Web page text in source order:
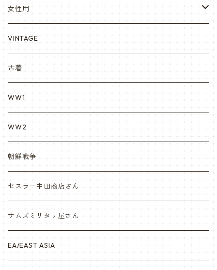
YARSOC
シャークマウス
REPRO レプロ
トレーニングウエア集
ポーラテック/POLARTEC
米軍放出品ブーツ
EA east asia
DRAGON ドラゴン
Nyat Mil ニャットミル
カスタム KURI
VietnamEra ウエア
Vietnam ジャングルブーツ
ナム戦装備類/ポーチ・ベルト・小物・ヘルメット等
女性用
ARC アメリカンレッドクロス
NURES
VINTAGE
古着
WW1
WW2
朝鮮戦争
セスラー中田商店さん
サムズミリタリ屋さん
EA/EAST ASIA